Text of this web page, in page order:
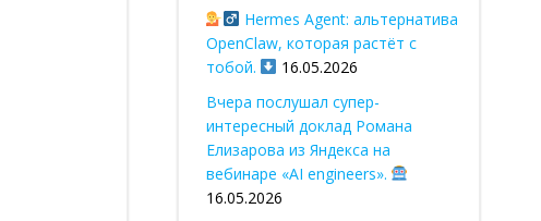
Hermes Agent: альтернатива
OpenClaw, которая растёт с
тобой.
16.05.2026
Вчера послушал супер-
интересный доклад Романа
Елизарова из Яндекса на
вебинаре «AI engineers».
16.05.2026